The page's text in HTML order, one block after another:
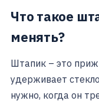
Что такое
менять?
Штапик – это
удерживает
нужно, когда он